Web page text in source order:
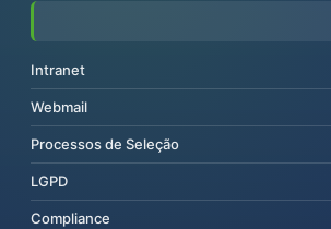
Intranet
Webmail
Processos de Seleção
LGPD
Compliance